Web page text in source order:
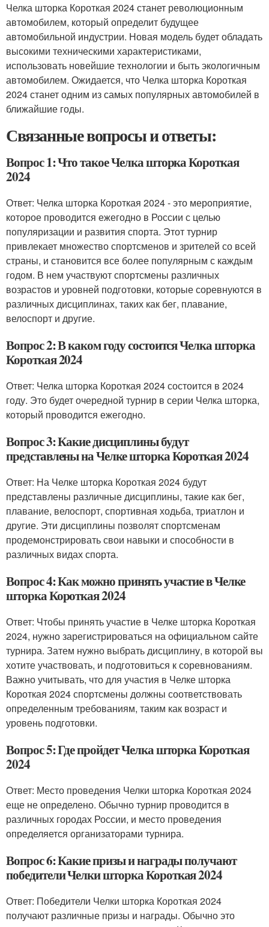
Челка шторка Короткая 2024 станет революционным
автомобилем, который определит будущее
автомобильной индустрии. Новая модель будет обладать
высокими техническими характеристиками,
использовать новейшие технологии и быть экологичным
автомобилем. Ожидается, что Челка шторка Короткая
2024 станет одним из самых популярных автомобилей в
ближайшие годы.
Связанные вопросы и ответы:
Вопрос 1: Что такое Челка шторка Короткая
2024
Ответ: Челка шторка Короткая 2024 - это мероприятие,
которое проводится ежегодно в России с целью
популяризации и развития спорта. Этот турнир
привлекает множество спортсменов и зрителей со всей
страны, и становится все более популярным с каждым
годом. В нем участвуют спортсмены различных
возрастов и уровней подготовки, которые соревнуются в
различных дисциплинах, таких как бег, плавание,
велоспорт и другие.
Вопрос 2: В каком году состоится Челка шторка
Короткая 2024
Ответ: Челка шторка Короткая 2024 состоится в 2024
году. Это будет очередной турнир в серии Челка шторка,
который проводится ежегодно.
Вопрос 3: Какие дисциплины будут
представлены на Челке шторка Короткая 2024
Ответ: На Челке шторка Короткая 2024 будут
представлены различные дисциплины, такие как бег,
плавание, велоспорт, спортивная ходьба, триатлон и
другие. Эти дисциплины позволят спортсменам
продемонстрировать свои навыки и способности в
различных видах спорта.
Вопрос 4: Как можно принять участие в Челке
шторка Короткая 2024
Ответ: Чтобы принять участие в Челке шторка Короткая
2024, нужно зарегистрироваться на официальном сайте
турнира. Затем нужно выбрать дисциплину, в которой вы
хотите участвовать, и подготовиться к соревнованиям.
Важно учитывать, что для участия в Челке шторка
Короткая 2024 спортсмены должны соответствовать
определенным требованиям, таким как возраст и
уровень подготовки.
Вопрос 5: Где пройдет Челка шторка Короткая
2024
Ответ: Место проведения Челки шторка Короткая 2024
еще не определено. Обычно турнир проводится в
различных городах России, и место проведения
определяется организаторами турнира.
Вопрос 6: Какие призы и награды получают
победители Челки шторка Короткая 2024
Ответ: Победители Челки шторка Короткая 2024
получают различные призы и награды. Обычно это